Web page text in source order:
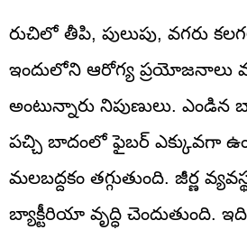
రుచిలో తీపి, పులుపు, వగరు
ఇందులోని ఆరోగ్య ప్రయోజ‌నాలు
అంటున్నారు నిపుణులు. ఎండిన
పచ్చి బాదంలో ఫైబ‌ర్ ఎక్కువ‌గా
మ‌ల‌బ‌ద్దకం త‌గ్గుతుంది. జీర్ణ
బ్యాక్టీరియా వృద్ధి చెందుతుంది. ఇది